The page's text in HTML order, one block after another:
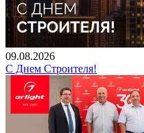
09.08.2026
С Днем Строителя!